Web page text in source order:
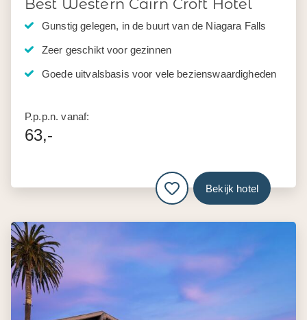
Best Western Cairn Croft Hotel
Gunstig gelegen, in de buurt van de Niagara Falls
Zeer geschikt voor gezinnen
Goede uitvalsbasis voor vele bezienswaardigheden
P.p.p.n. vanaf:
63,-
Bekijk hotel